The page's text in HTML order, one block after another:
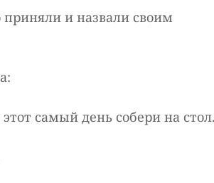
и назвали своим
самый день собери на